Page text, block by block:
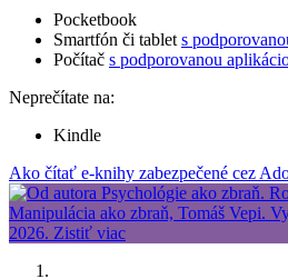
Pocketbook
Smartfón či tablet s
Počítač s podporovanou
Neprečítate na:
Kindle
Ako čítať e-knihy zabezpečené cez